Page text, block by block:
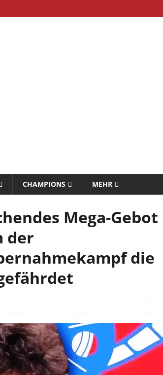
CHAMPIONS MEHR
Mega-Gebot
der
die